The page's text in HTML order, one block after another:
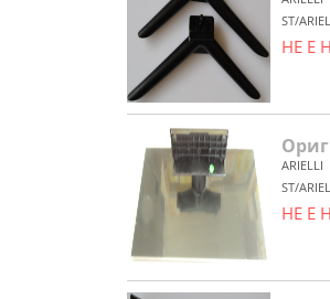
ST/
НЕ Е
ARIELLI
ST/
НЕ Е